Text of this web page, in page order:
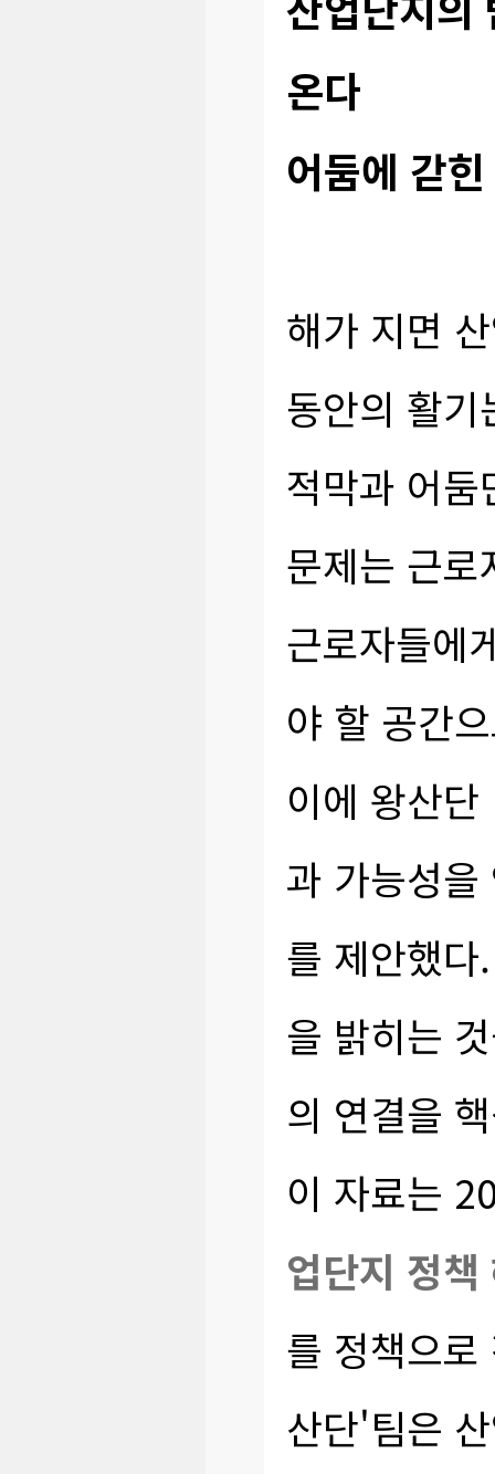
온다
어둠에 갇
해가 지면
동안의 활
적막과 어
문제는 근
근로자들에
야 할 공간
이에 왕산
과 가능성
를 제안했
을 밝히는
의 연결을
이 자료는
업단지 정책
를 정책으
산단'팀은